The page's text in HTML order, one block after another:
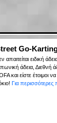
Go-
απαιτείται ειδική
άδεια, Διεθνή
και είστε έτοιμοι
Για περισσότερες